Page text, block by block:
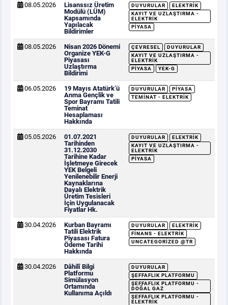
08.05.2026
Lisanssız Üretim
Modülü (LÜM)
Kapsamında
Yapılacak
Bildirimler
DUYURULAR
ELEKTRIK
KAYIT VE UZLAŞTIRMA -
ELEKTRIK
PIYASA
08.05.2026
Nisan 2026 Dönemi
Organize YEK-G
Piyasası
Uzlaştırma
Bildirimi
ÇEVRESEL
DUYURULAR
KAYIT VE UZLAŞTIRMA -
ELEKTRIK
PIYASA
YEK-G
06.05.2026
19 Mayıs Atatürk’ü
Anma Gençlik ve
Spor Bayramı Tatili
Teminat
Hesaplaması
Hakkında
DUYURULAR
PIYASA
TEMINAT - ELEKTRIK
05.05.2026
01.07.2021
Tarihinden
31.12.2030
Tarihine Kadar
İşletmeye Girecek
YEK Belgeli
Yenilenebilir Enerji
Kaynaklarına
Dayalı Elektrik
Üretim Tesisleri
İçin Uygulanacak
Fiyatlar Hk.
DUYURULAR
ELEKTRIK
KAYIT VE UZLAŞTIRMA -
ELEKTRIK
PIYASA
30.04.2026
Kurban Bayramı
Tatili Elektrik
Piyasası Fatura
Ödeme Tarihi
Hakkında
DUYURULAR
ELEKTRIK
FINANS - ELEKTRIK
UNCATEGORIZED @TR
30.04.2026
Dâhilî Bilgi
Platformu
Simülasyon
Ortamında
Kullanıma Açıldı
DUYURULAR
ŞEFFAFLIK PLATFORMU
ŞEFFAFLIK PLATFORMU -
DOĞAL GAZ
ŞEFFAFLIK PLATFORMU -
ELEKTRIK